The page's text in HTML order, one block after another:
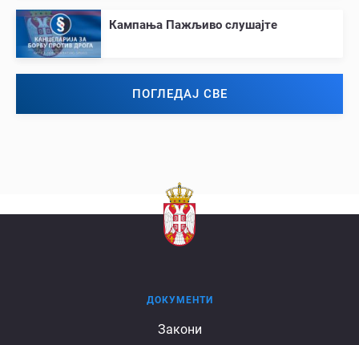
Кампања Пажљиво слушајте
ПОГЛЕДАЈ СВЕ
ДОКУМЕНТИ
Закони